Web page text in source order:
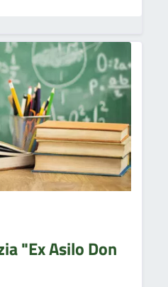
"Ex Asilo Don